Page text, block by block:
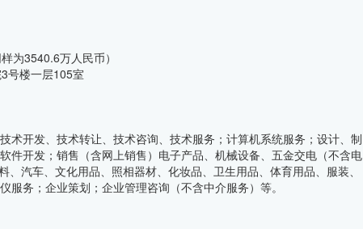
为3540.6万人民币）
号楼一层105室
术开发、技术转让、技术咨询、技术服务；计算机系统服务；设计、制
件开发；销售（含网上销售）电子产品、机械设备、五金交电（不含电
汽车、文化用品、照相器材、化妆品、卫生用品、体育用品、服装、
服务；企业策划；企业管理咨询（不含中介服务）等。